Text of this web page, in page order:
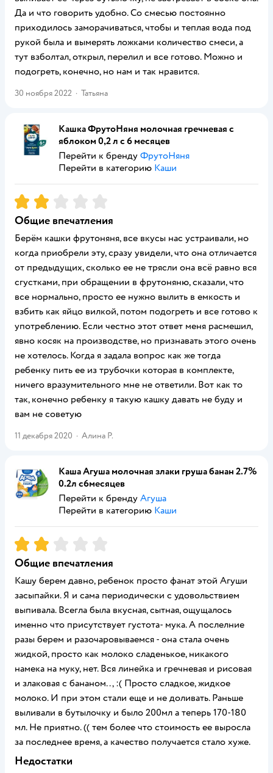
Да и что говорить удобно. Со смесью постоянно
приходилось заморачиваться, чтобы и теплая вода под
рукой была и вымерять ложками количество смеси, а
тут взболтал, открыл, перелил и все готово. Можно и
подогреть, конечно, но нам и так нравится.
30 ноября 2022 · Татьяна
Кашка ФрутоНяня молочная гречневая с
яблоком 0,2 л с 6 месяцев
Перейти к бренду ФрутоНяня
Перейти в категорию Каши
Рейтинг:2
Общие впечатления
Берём кашки фрутоняня, все вкусы нас устраивали, но
когда приобрели эту, сразу увидели, что она отличается
от предыдущих, сколько ее не трясли она всё равно вся
сгустками, при обращении в фрутоняню, сказали, что
все нормально, просто ее нужно вылить в емкость и
взбить как яйцо вилкой, потом подогреть и все готово к
употреблению. Если честно этот ответ меня расмешил,
явно косяк на производстве, но признавать этого очень
не хотелось. Когда я задала вопрос как же тогда
ребенку пить ее из трубочки которая в комплекте,
ничего вразумительного мне не ответили. Вот как то
так, конечно ребенку я такую кашку давать не буду и
вам не советую
11 декабря 2020 · Алина Р.
Каша Агуша молочная злаки груша банан 2.7%
0.2л с6месяцев
Перейти к бренду Агуша
Перейти в категорию Каши
Рейтинг:2
Общие впечатления
Кашу берем давно, ребенок просто фанат этой Агуши
засыпайки. Я и сама периодически с удовольствием
выпивала. Всегла была вкусная, сытная, ощущалось
именно что присутствует густота- мука. А послелние
разы берем и разочаровываемся - она стала очень
жидкой, просто как молоко сладенькое, никакого
намека на муку, нет. Вся линейка и гречневая и рисовая
и злаковая с бананом.., :( Просто сладкое, жидкое
молоко. И при этом стали еще и не доливать. Раньше
выливали в бутылочку и было 200мл а теперь 170-180
мл. Не приятно. (( тем более что стоимость ее выросла
за последнее время, а качество получается стало хуже.
Недостатки